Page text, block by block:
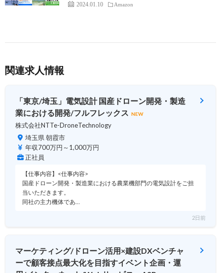
2024.01.10 Amazon
関連求人情報
「東京/埼玉」電気設計 国産ドローン開発・製造
業における開発/フルフレックス NEW
株式会社NTTe-DroneTechnology
埼玉県 朝霞市
年収700万円～1,000万円
正社員
【仕事内容】<仕事内容>
国産ドローン開発・製造業における農業機部門の電気設計をご担
当いただきます。
同社の主力機体であ…
2日前
マーケティング/ドローン活用×建設DXベンチャ
ーで顧客接点最大化を目指すイベント企画・運